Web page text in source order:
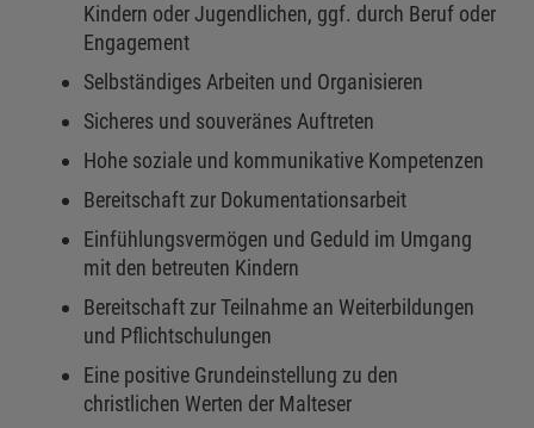
Kindern oder Jugendlichen, ggf. durch Beruf oder
Engagement
Selbständiges Arbeiten und Organisieren
Sicheres und souveränes Auftreten
Hohe soziale und kommunikative Kompetenzen
Bereitschaft zur Dokumentationsarbeit
Einfühlungsvermögen und Geduld im Umgang
mit den betreuten Kindern
Bereitschaft zur Teilnahme an Weiterbildungen
und Pflichtschulungen
Eine positive Grundeinstellung zu den
christlichen Werten der Malteser